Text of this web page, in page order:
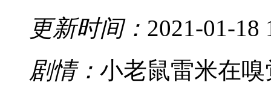
更新时间： 2021-01-18
剧情： 小老鼠雷米在